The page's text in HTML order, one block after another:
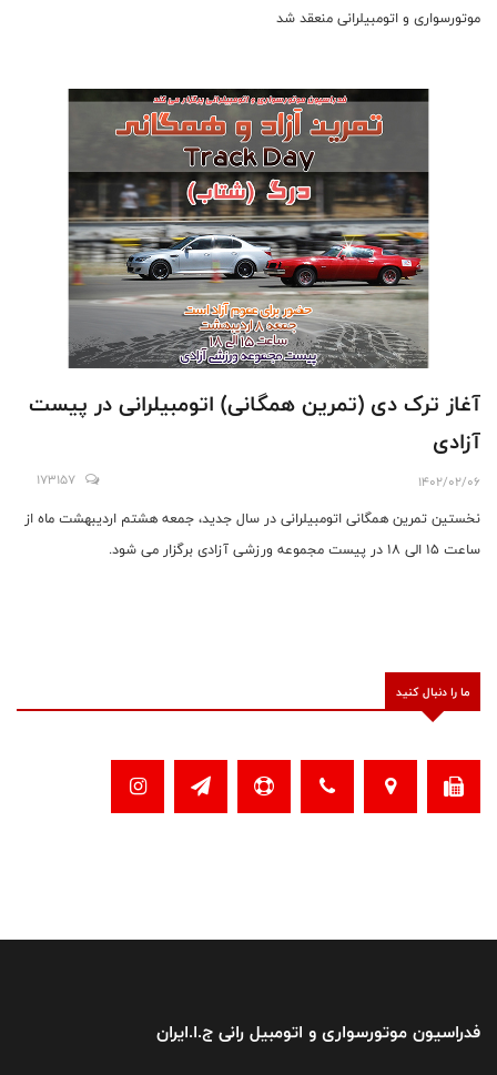
موتورسواری و اتومبیلرانی منعقد شد
آغاز ترک دی (تمرین همگانی) اتومبیلرانی در پیست
آزادی
1402/02/06
173157
نخستین تمرین همگانی اتومبیلرانی در سال جدید، جمعه هشتم اردیبهشت ماه از
ساعت 15 الی 18 در پیست مجموعه ورزشی آزادی برگزار می شود.
ما را دنبال کنید
فدراسیون موتورسواری و اتومبیل رانی ج.ا.ایران